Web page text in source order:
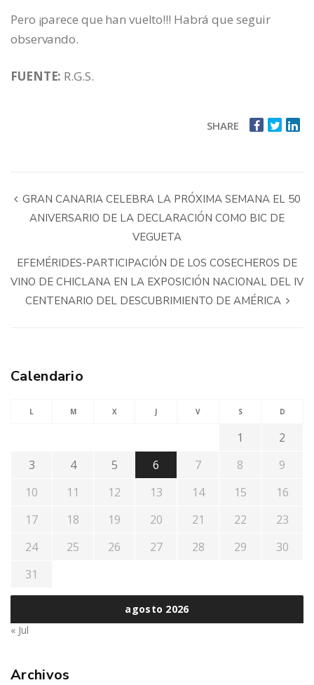
Pero ¡parece que han vuelto!!! Habrá que seguir
observando.
FUENTE: R.G.S.
SHARE
GRAN CANARIA CELEBRA LA PRÓXIMA SEMANA EL 50
ANIVERSARIO DE LA DECLARACIÓN COMO BIC DE
VEGUETA
EFEMÉRIDES-PARTICIPACIÓN DE LOS COSECHEROS DE
VINO DE CHICLANA EN LA EXPOSICIÓN NACIONAL DEL IV
CENTENARIO DEL DESCUBRIMIENTO DE AMÉRICA
Calendario
agosto 2026
L M X J V S D
1
2
3
4 5 6 7 8
9
10
11 12 13 14 15
16
17
18 19 20 21 22
23
24
25 26 27 28 29
30
31
« Jul
Archivos